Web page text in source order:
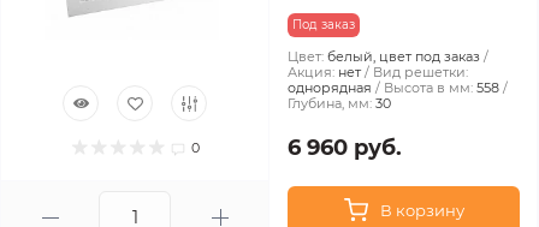
0
Под заказ
Цвет: белый, цвет под заказ
Акция: нет
Вид решетки:
однорядная
Высота в мм: 558
Глубина, мм: 30
6 960 руб.
В корзину